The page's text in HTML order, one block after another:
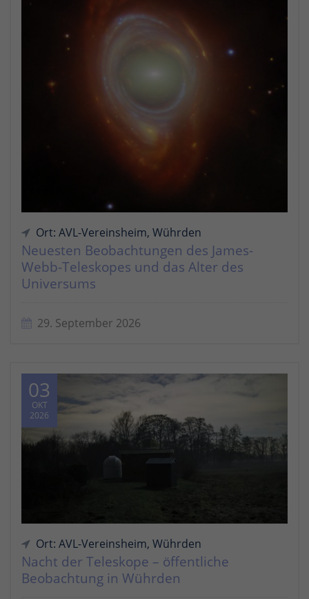
Ort: AVL-Vereinsheim, Wührden
Neuesten Beobachtungen des James-
Webb-Teleskopes und das Alter des
Universums
29. September 2026
03
OKT
2026
Ort: AVL-Vereinsheim, Wührden
Nacht der Teleskope – öffentliche
Beobachtung in Wührden